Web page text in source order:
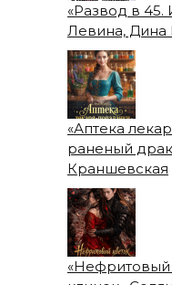
«Развод в
Левина, Дина
«Аптека
раненый
Краншевская
«Нефритовый